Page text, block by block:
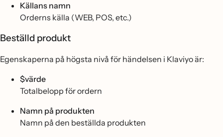
Källans namn
Orderns källa (WEB, POS, etc.)
Beställd produkt
Egenskaperna på högsta nivå för händelsen i Klaviyo är:
$värde
Totalbelopp för ordern
Namn på produkten
Namn på den beställda produkten